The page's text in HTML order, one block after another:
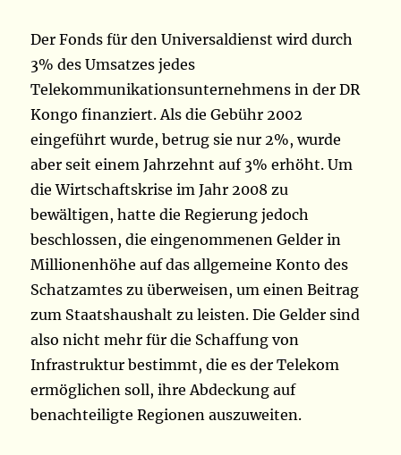
Der Fonds für den Universaldienst wird durch
3% des Umsatzes jedes
Telekommunikationsunternehmens in der DR
Kongo finanziert. Als die Gebühr 2002
eingeführt wurde, betrug sie nur 2%, wurde
aber seit einem Jahrzehnt auf 3% erhöht. Um
die Wirtschaftskrise im Jahr 2008 zu
bewältigen, hatte die Regierung jedoch
beschlossen, die eingenommenen Gelder in
Millionenhöhe auf das allgemeine Konto des
Schatzamtes zu überweisen, um einen Beitrag
zum Staatshaushalt zu leisten. Die Gelder sind
also nicht mehr für die Schaffung von
Infrastruktur bestimmt, die es der Telekom
ermöglichen soll, ihre Abdeckung auf
benachteiligte Regionen auszuweiten.